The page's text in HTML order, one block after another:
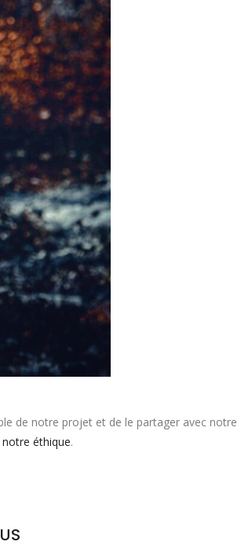
de notre projet et de le partager avec notre
notre éthique.